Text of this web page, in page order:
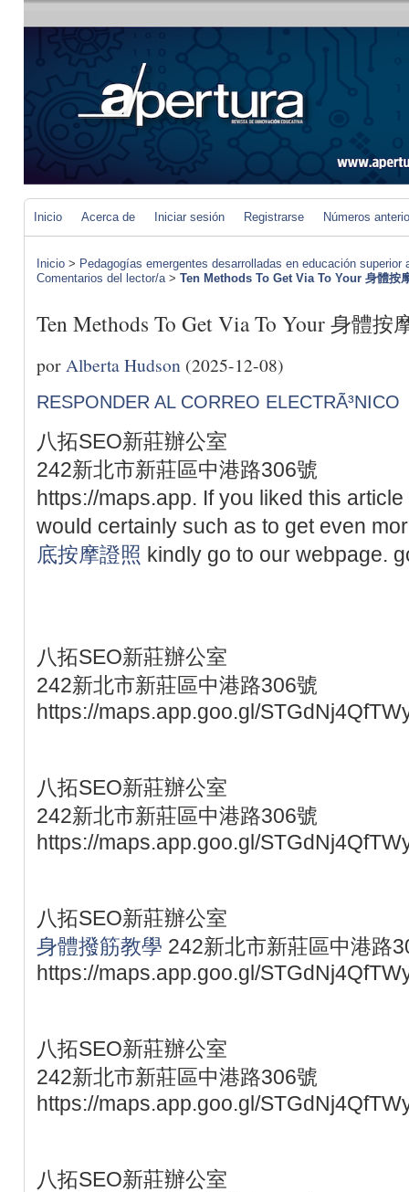
Inicio Acerca de Iniciar sesión Registrarse Números
Inicio > Pedagogías emergentes desarrolladas en educación
Comentarios del lector/a> Ten Methods To Get Via To Your 身體按
Ten Methods To Get Via To Your 身體按
por Alberta Hudson (2025-12-08)
RESPONDER AL CORREO ELECTRÃ³NICO
八拓SEO新莊辦公室
242新北市新莊區中港路306號
https://maps.app. If you liked this
would certainly such as to get even
底按摩證照 kindly go to our webpage.
八拓SEO新莊辦公室
242新北市新莊區中港路306號
https://maps.app.goo.gl/
八拓SEO新莊辦公室
242新北市新莊區中港路306號
https://maps.app.goo.gl/
八拓SEO新莊辦公室
身體撥筋教學 242新北市新莊區中港路
https://maps.app.goo.gl/
八拓SEO新莊辦公室
242新北市新莊區中港路306號
https://maps.app.goo.gl/
八拓SEO新莊辦公室